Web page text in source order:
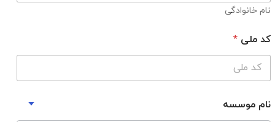
نام خانوادگی
کد ملی *
نام موسسه